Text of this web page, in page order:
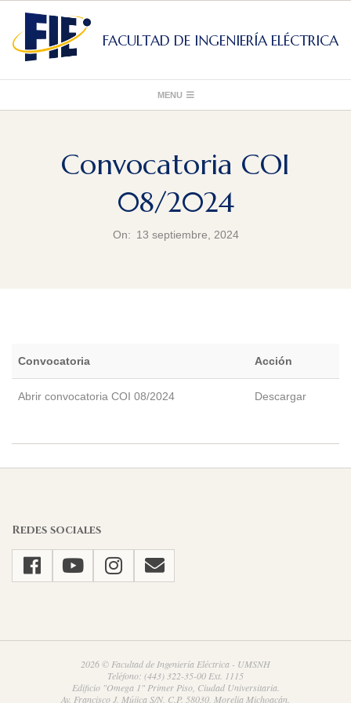
content
FACULTAD DE INGENIERÍA ELÉCTRICA
Navigation
MENU
Convocatoria COI
08/2024
On: 13 septiembre, 2024
Convocatoria Acción
Abrir convocatoria COI 08/2024 Descargar
Redes sociales
2026 © Facultad de Ingeniería Eléctrica - UMSNH
Teléfono: (443) 322-35-00 Ext. 1115
Edificio "Omega 1" Primer Piso, Ciudad Universitaria.
Av. Francisco J. Mújica S/N, C.P. 58030, Morelia Michoacán.